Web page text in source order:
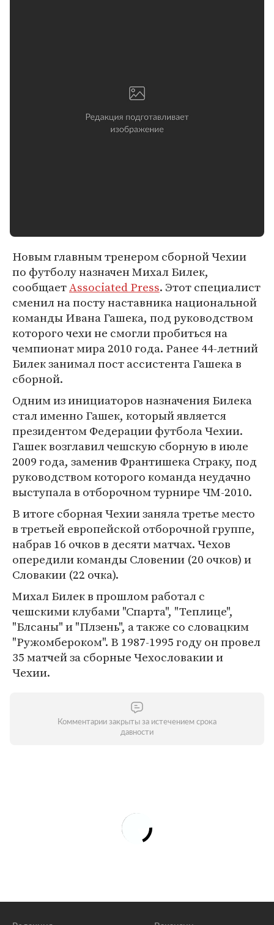
Новым главным тренером сборной Чехии
по футболу назначен Михал Билек,
сообщаетAssociated Press. Этот специалист
сменил на посту наставника национальной
команды Ивана Гашека, под руководством
которого чехи не смогли пробиться на
чемпионат мира 2010 года. Ранее 44-летний
Билек занимал пост ассистента Гашека в
сборной.
Одним из инициаторов назначения Билека
стал именно Гашек, который является
президентом Федерации футбола Чехии.
Гашек возглавил чешскую сборную в июле
2009 года, заменив Франтишека Страку, под
руководством которого команда неудачно
выступала в отборочном турнире ЧМ-2010.
В итоге сборная Чехии заняла третье место
в третьей европейской отборочной группе,
набрав 16 очков в десяти матчах. Чехов
опередили команды Словении (20 очков) и
Словакии (22 очка).
Михал Билек в прошлом работал с
чешскими клубами "Спарта", "Теплице",
"Блсаны" и "Плзень", а также со словацким
"Ружомбероком". В 1987-1995 году он провел
35 матчей за сборные Чехословакии и
Чехии.
Комментарии закрыты за истечением срока
давности